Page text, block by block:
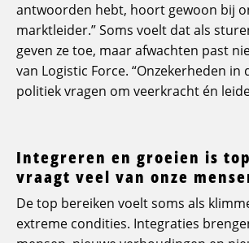
antwoorden hebt, hoort gewoon bij
marktleider.” Soms voelt dat als
geven ze toe, maar afwachten past
van Logistic Force. “Onzekerheden in
politiek vragen om veerkracht én
Integreren en groeien is
vraagt veel van onze
De top bereiken voelt soms als
extreme condities. Integraties